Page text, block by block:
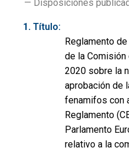
— Disposiciones
Título:
Reglamento
de la
2020 sobre la
aprobación de
fenamifos con
Reglamento
Parlamento
relativo a la